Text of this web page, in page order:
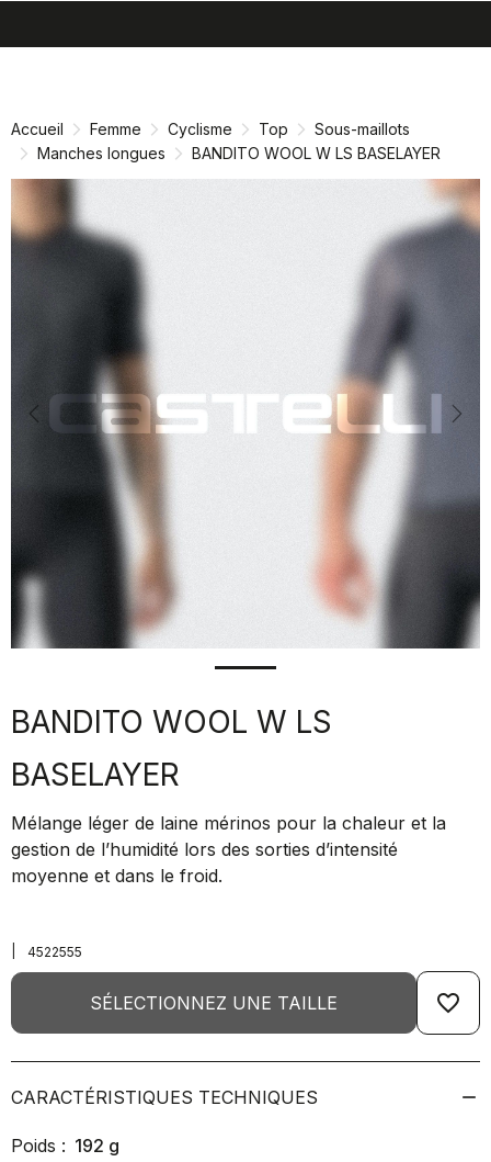
directement
navigation
directement
Accueil Femme Cyclisme Top
Sous-maillots
Manches longues
BANDITO WOOL W LS BASELAYER
Previous
BANDITO WOOL W LS
BASELAYER
Mélange léger de laine mérinos pour la chaleur et la
gestion de l’humidité lors des sorties d’intensité
moyenne et dans le froid.
4522555
SÉLECTIONNEZ UNE TAILLE favorite_border
CARACTÉRISTIQUES TECHNIQUES
Poids : 192 g